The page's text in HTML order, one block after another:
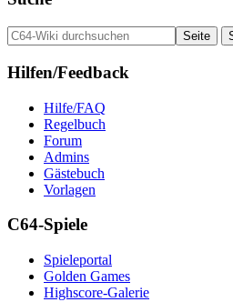
Hilfen/Feedback
Hilfe/FAQ
Regelbuch
Forum
Admins
Gästebuch
Vorlagen
C64-Spiele
Spieleportal
Golden Games
Highscore-Galerie